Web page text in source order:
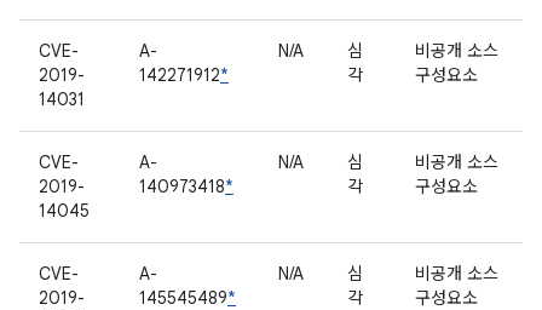
CVE-
2019-
14031
A-
142271912*
N/A
심
각
비공개 소스
구성요소
CVE-
2019-
14045
A-
140973418*
N/A
심
각
비공개 소스
구성요소
CVE-
2019-
A-
145545489*
N/A
심
각
비공개 소스
구성요소